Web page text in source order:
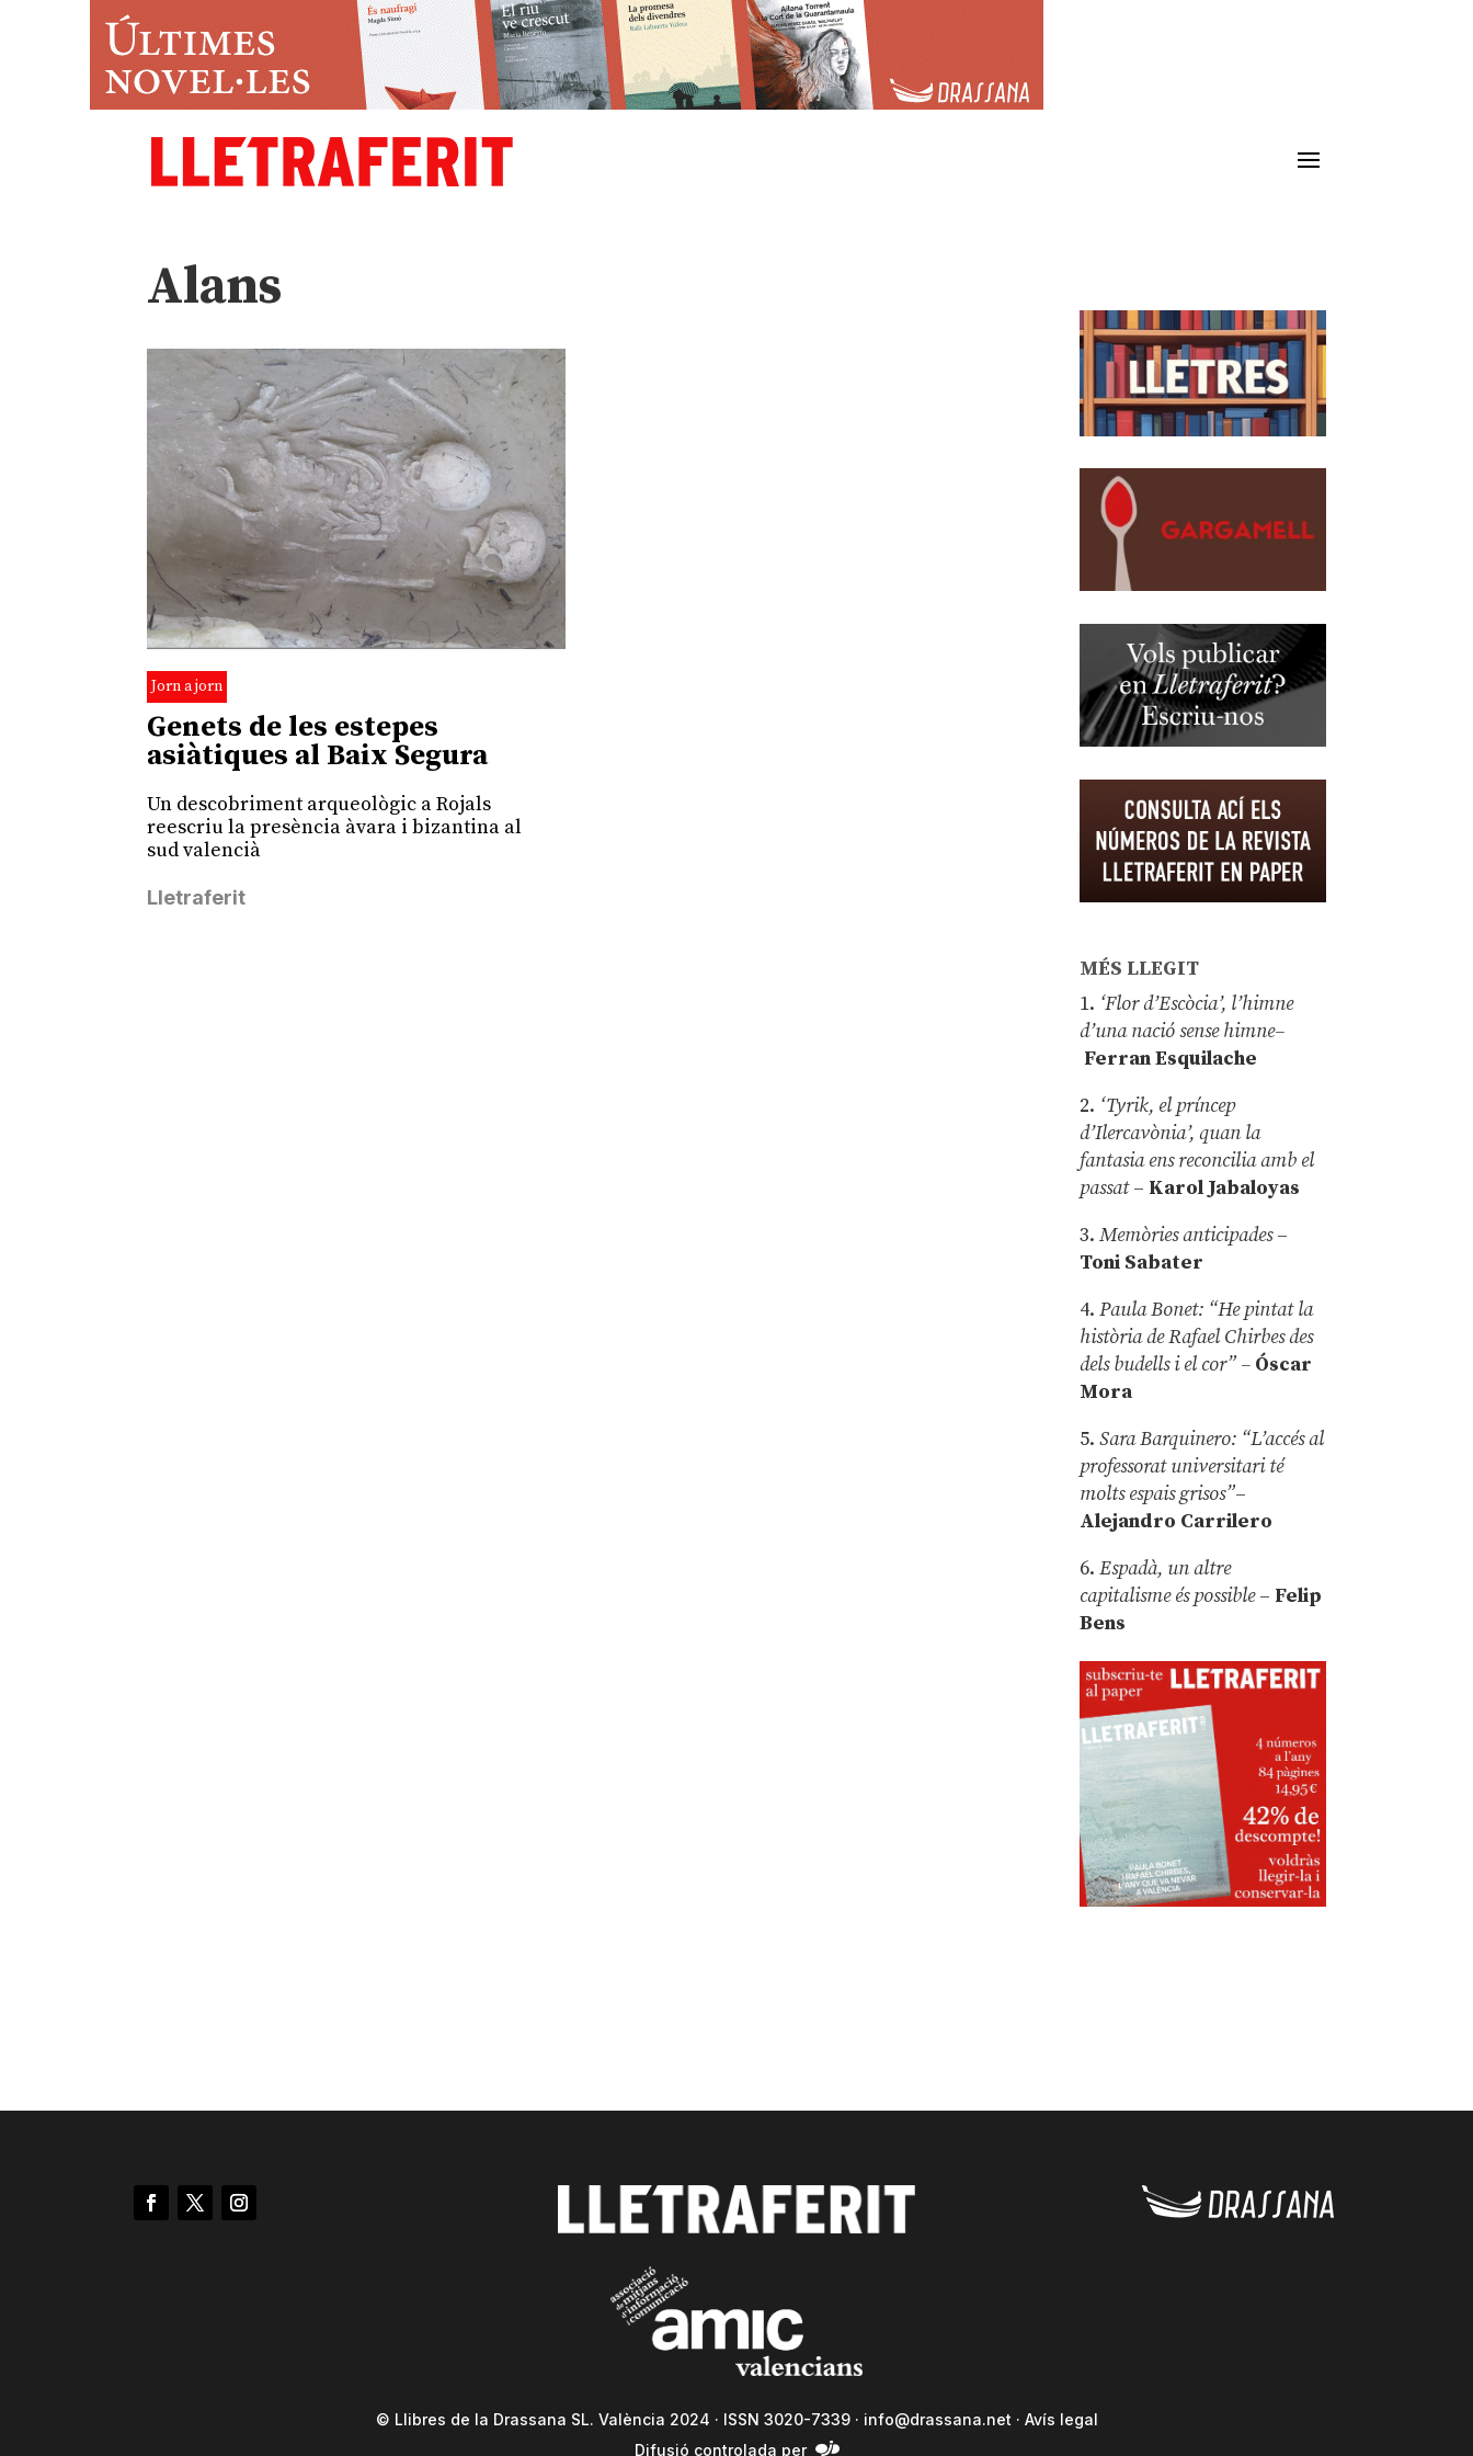
Alans
Jorn a jorn
Genets de les estepes
asiàtiques al Baix Segura
Un descobriment arqueològic a Rojals
reescriu la presència àvara i bizantina al
sud valencià
Lletraferit
MÉS LLEGIT
1. ‘Flor d’Escòcia’, l’himne
d’una nació sense himne–
Ferran Esquilache
2. ‘Tyrik, el príncep
d’Ilercavònia’, quan la
fantasia ens reconcilia amb el
passat– Karol Jabaloyas
3.Memòries anticipades–
Toni Sabater
4.Paula Bonet: “He pintat la
història de Rafael Chirbes des
dels budells i el cor” – Óscar
Mora
5.Sara Barquinero: “L’accés al
professorat universitari té
molts espais grisos”–
Alejandro Carrilero
6.Espadà, un altre
capitalisme és possible – Felip
Bens
© Llibres de la Drassana SL. València 2024 · ISSN 3020-7339 · info@drassana.net · Avís legal
Difusió controlada per